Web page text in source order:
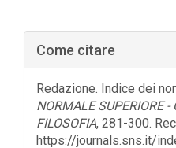
Barra
laterale
dell'articolo
Come citare
Redazione. Indice dei
NORMALE SUPERIORE
FILOSOFIA, 281-300.
https://journals.sns.it/